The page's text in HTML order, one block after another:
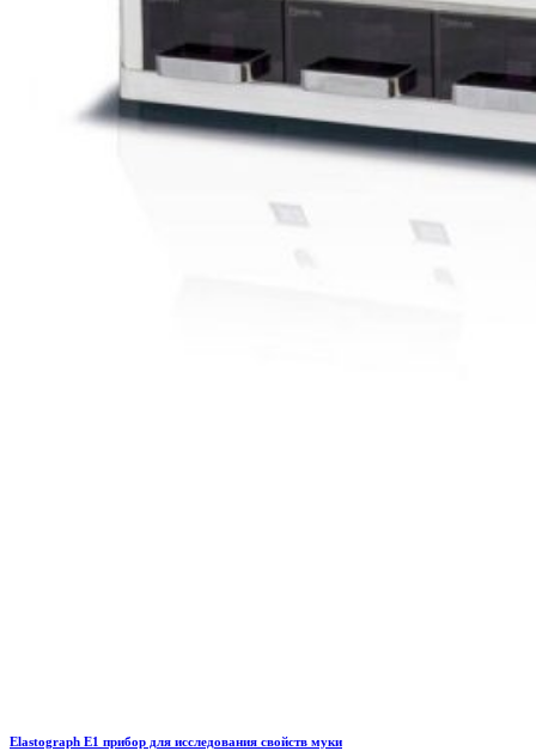
Elastograph E1 прибор для исследования свойств муки